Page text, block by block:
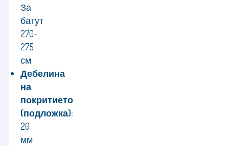
За
батут
270-
275
см
Дебелина
на
покритието
(подложка):
20
мм